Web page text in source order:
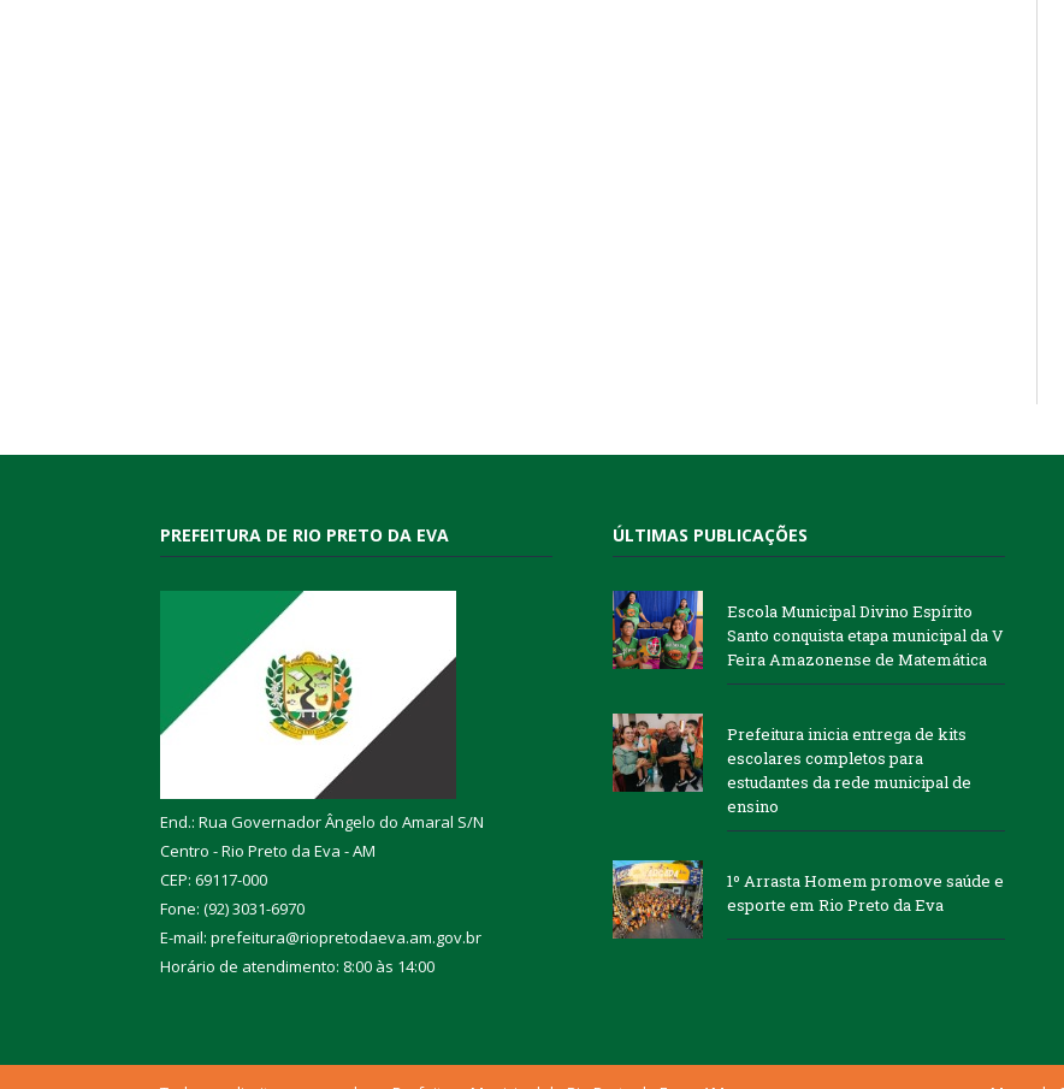
PREFEITURA DE RIO PRETO DA EVA
End.: Rua Governador Ângelo do Amaral S/N
Centro - Rio Preto da Eva - AM
CEP: 69117-000
Fone: (92) 3031-6970
E-mail: prefeitura@riopretodaeva.am.gov.br
Horário de atendimento: 8:00 às 14:00
ÚLTIMAS PUBLICAÇÕES
Escola Municipal Divino Espírito
Santo conquista etapa municipal da V
Feira Amazonense de Matemática
Prefeitura inicia entrega de kits
escolares completos para
estudantes da rede municipal de
ensino
1º Arrasta Homem promove saúde e
esporte em Rio Preto da Eva